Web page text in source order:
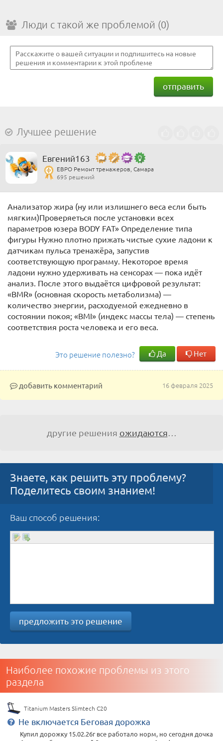
Люди с такой же проблемой (0)
отправить
Лучшее решение
Евгений163
ЕВРО Ремонт тренажеров, Самара
695 решений
Анализатор жира (ну или излишнего веса если быть
мягким)Проверяеться после установки всех
параметров юзера BODY FAT» Определение типа
фигуры Нужно плотно прижать чистые сухие ладони к
датчикам пульса тренажёра, запустив
соответствующую программу. Некоторое время
ладони нужно удерживать на сенсорах — пока идёт
анализ. После этого выдаётся цифровой результат:
«BMR» (основная скорость метаболизма) —
количество энергии, расходуемой ежедневно в
состоянии покоя; «BMI» (индекс массы тела) — степень
соответствия роста человека и его веса.
Это решение полезно? Да Нет
16 февраля 2025
добавить комментарий
другие решения ожидаются
Знаете, как решить эту проблему?
Поделитесь своим знанием!
Ваш способ решения:
предложить это решение
Наиболее похожие проблемы из этого
раздела
Titanium Masters Slimtech C20
Не включается Беговая дорожка
Купил дорожку 15.02.26г все работало норм, но сегодня дочка